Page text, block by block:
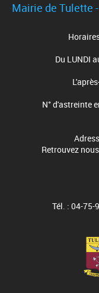
Mairie de Tulette
Du LUNDI
N° d'astreinte
Retrouvez
Tél. : 04-75-